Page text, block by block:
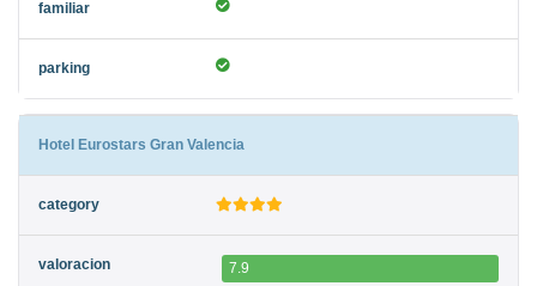
Hotel Eurostars Gran Valencia
7.9